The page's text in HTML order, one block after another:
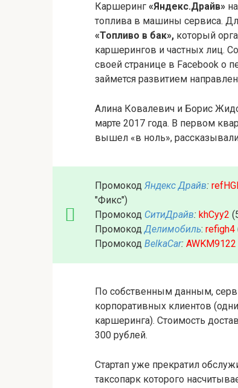
Каршеринг «Яндекс.Драйв»
топлива в машины сервиса.
«Топливо в бак», который
каршерингов и частных лиц.
своей странице в Facebook о
займется развитием
Алина Ковалевич и Борис
марте 2017 года. В первом
вышел «в ноль»,
Промокод Яндекс Драйв:
"Фикс")
Промокод СитиДрайв: khCyy2
ПромокодДелимобиль: refigh4
Промокод BelkaCar: AWKM9122
По собственным данным,
корпоративных клиентов
каршеринга). Стоимость
300 рублей.
Стартап уже прекратил
таксопарк которого